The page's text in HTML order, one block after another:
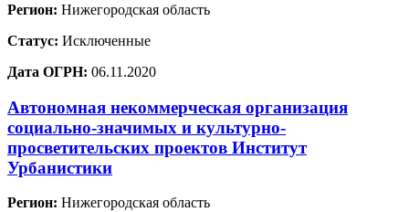
Регион: Нижегородская область
Статус: Исключенные
Дата ОГРН: 06.11.2020
Автономная некоммерческая организация
социально-значимых и культурно-
просветительских проектов Институт
Урбанистики
Регион: Нижегородская область